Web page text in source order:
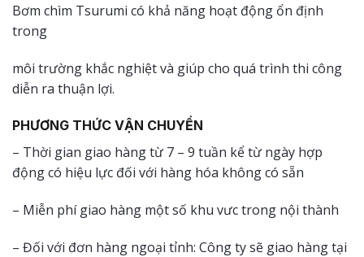
Bơm chìm Tsurumi có khả năng hoạt động ổn định
trong
môi trường khắc nghiệt và giúp cho quá trình thi công
diễn ra thuận lợi.
PHƯƠNG THỨC VẬN CHUYỂN
– Thời gian giao hàng từ 7 – 9 tuần kể từ ngày hợp
động có hiệu lực đối với hàng hóa không có sẵn
– Miễn phí giao hàng một số khu vưc trong nội thành
– Đối với đơn hàng ngoại tỉnh: Công ty sẽ giao hàng tại